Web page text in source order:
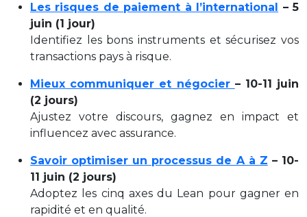
Les risques de paiement à l’international – 5
juin (1 jour)
Identifiez les bons instruments et sécurisez vos
transactions pays à risque.
Mieux communiquer et négocier – 10-11 juin
(2 jours)
Ajustez votre discours, gagnez en impact et
influencez avec assurance.
Savoir optimiser un processus de A à Z – 10-
11 juin (2 jours)
Adoptez les cinq axes du Lean pour gagner en
rapidité et en qualité.